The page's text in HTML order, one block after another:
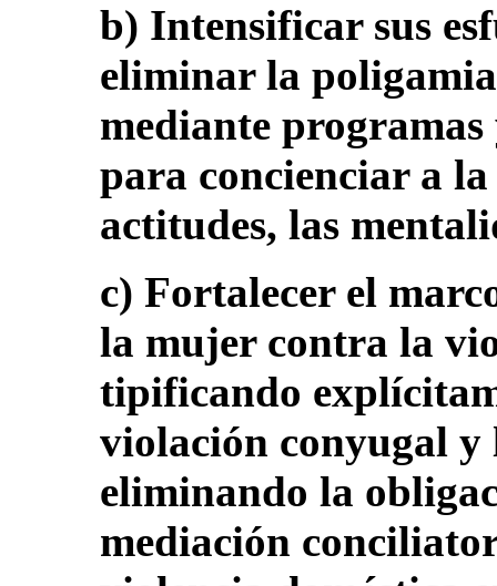
b) Intensificar sus
eliminar la
mediante programas
para concienciar a
actitudes, las
c) Fortalecer el
la mujer contra la
tipificando
violación conyugal y
eliminando la
mediación